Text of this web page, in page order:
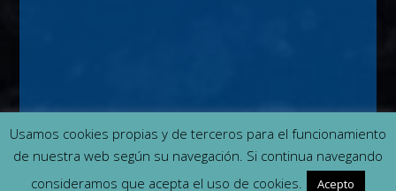
Contacto Quiénes somos Cookies
Usamos cookies propias y de terceros para el funcionamiento
de nuestra web según su navegación. Si continua navegando
consideramos que acepta el uso de cookies.
Acepto